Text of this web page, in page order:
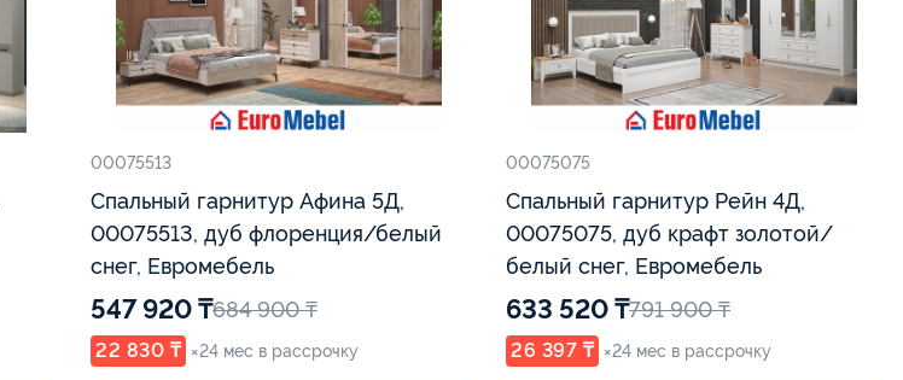
00075513
Спальный гарнитур Афина 5Д,
00075513, дуб флоренция/белый
снег, Евромебель
547 920 ₸684 900 ₸
22 830 ₸ ×24 мес в рассрочку
00075075
Спальный гарнитур Рейн 4Д,
00075075, дуб крафт золотой/
белый снег, Евромебель
633 520 ₸791 900 ₸
26 397 ₸ ×24 мес в рассрочку